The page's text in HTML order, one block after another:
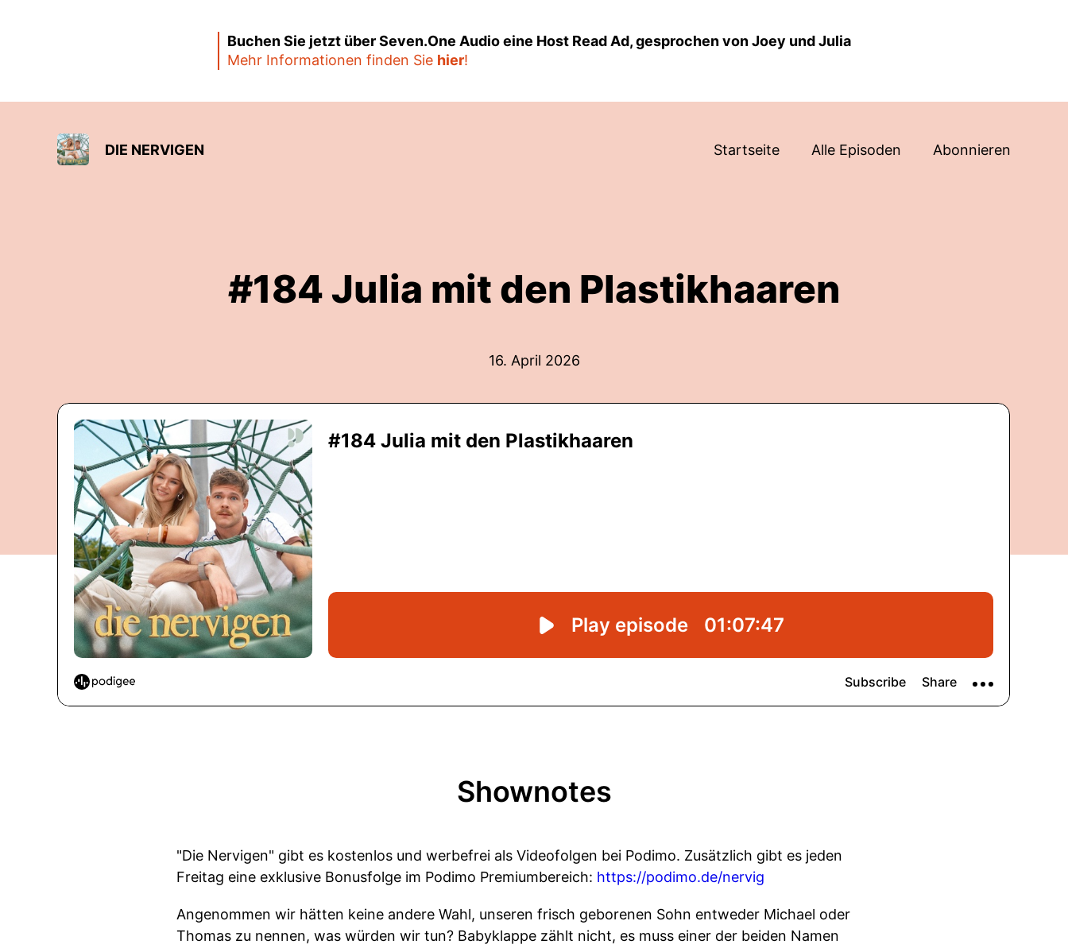
Buchen Sie jetzt über Seven.One Audio eine Host Read Ad, gesprochen von Joey und Julia
Mehr Informationen finden Sie hier!
DIE NERVIGEN Startseite Alle Episoden Abonnieren
#184 Julia mit den Plastikhaaren
16. April 2026
Shownotes
"Die Nervigen" gibt es kostenlos und werbefrei als Videofolgen bei Podimo. Zusätzlich gibt es jeden
Freitag eine exklusive Bonusfolge im Podimo Premiumbereich: https://podimo.de/nervig
Angenommen wir hätten keine andere Wahl, unseren frisch geborenen Sohn entweder Michael oder
Thomas zu nennen, was würden wir tun? Babyklappe zählt nicht, es muss einer der beiden Namen